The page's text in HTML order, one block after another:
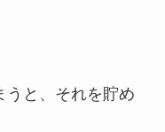
うと、それを貯め